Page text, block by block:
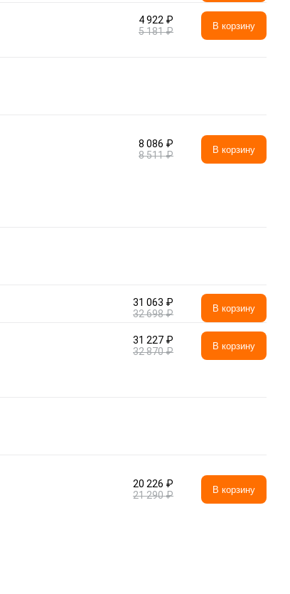
4 922 ₽
5 181 ₽
В корзину
8 086 ₽
8 511 ₽
В корзину
31 063 ₽
32 698 ₽
В корзину
31 227 ₽
32 870 ₽
В корзину
20 226 ₽
21 290 ₽
В корзину